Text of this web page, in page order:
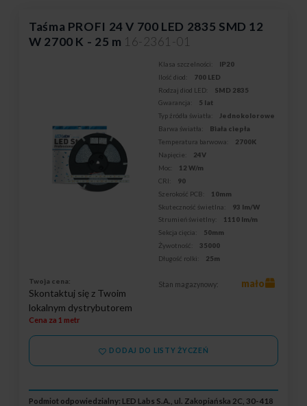
Taśma PROFI 24 V 700 LED 2835 SMD 12
W 2700 K - 25 m 16-2361-01
Klasa szczelności:
IP20
Ilość diod:
700 LED
Rodzaj diod LED:
SMD 2835
Gwarancja:
5 lat
Typ źródła światła:
Jednokolorowe
Barwa światła:
Biała ciepła
Temperatura barwowa:
2700K
Napięcie:
24V
Moc:
12 W/m
CRI:
90
Szerokość PCB:
10mm
Skuteczność świetlna:
93 lm/W
Strumień świetlny:
1110 lm/m
Sekcja cięcia:
50mm
Żywotność:
35000
Długość rolki:
25m
Twoja cena:
Skontaktuj się z Twoim
lokalnym dystrybutorem
Cena za 1 metr
Stan magazynowy: mało
DODAJ DO LISTY ŻYCZEŃ
Podmiot odpowiedzialny: LED Labs S.A., ul. Zakopiańska 2C, 30-418